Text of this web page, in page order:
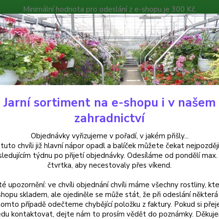
Minimální hodnota pro odeslání z e-shopu je 300 Kč.
můžete čekat nejpozději v následujícím týdnu po přijetí
Poradna Kontakty
Hledat
Bylinky a léčivky Zlaté oregáno-Origanum Vulgare Goldtaler - cena za
oregáno-Origanum Vulgare
balení
Zlaté
Jarní sortiment na e-shopu i v našem
zahradnictví
Objednávky vyřizujeme v pořadí, v jakém přišly...
chvíli již hlavní nápor opadl a balíček můžete čekat
týdnu po přijetí objednávky. Odesíláme od pondělí
čtvrtka, aby necestovaly přes víkend.
upozornění: ve chvíli objednání chvíli máme všechny rostliny,
skladem, ale ojediněle se může stát, že při odeslání některá
případě odečteme chybějící položku z faktury. Pokud si
kontaktovat, dejte nám to prosím vědět do poznámky.